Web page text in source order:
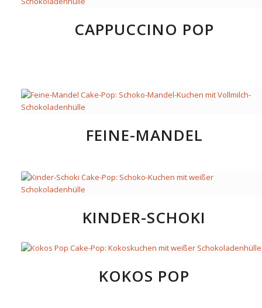
CAPPUCCINO POP
FEINE-MANDEL
KINDER-SCHOKI
KOKOS POP